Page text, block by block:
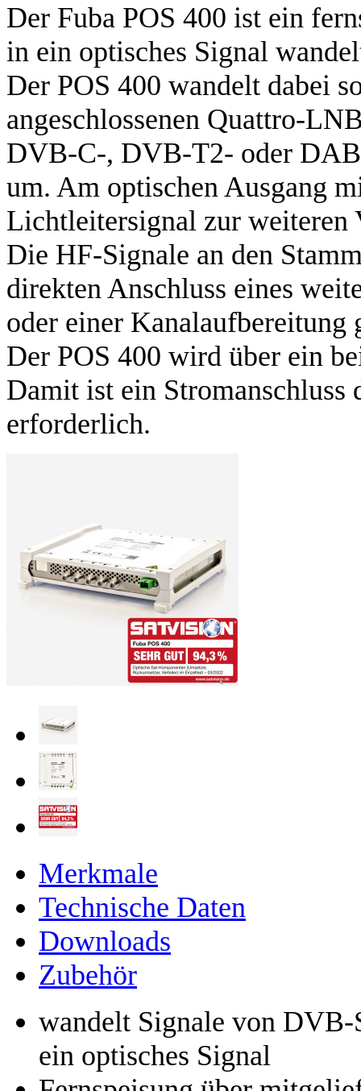
Der Fuba POS 400 ist ein
in ein optisches Signal
Der POS 400 wandelt dabei
angeschlossenen Quattro-
DVB-C-, DVB-T2- oder
um. Am optischen Ausgang
Lichtleitersignal zur weiteren
Die HF-Signale an den
direkten Anschluss eines
oder einer Kanalaufbereitung
Der POS 400 wird über ein
Damit ist ein
erforderlich.
Merkmale
Technische Daten
Downloads
Zubehör
wandelt Signale von
ein optisches Signal